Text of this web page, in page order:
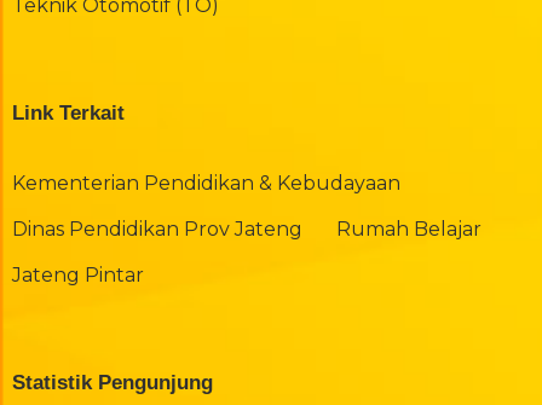
Teknik Otomotif (TO)
Link Terkait
Kementerian Pendidikan & Kebudayaan
Dinas Pendidikan Prov Jateng
Rumah Belajar
Jateng Pintar
Statistik Pengunjung